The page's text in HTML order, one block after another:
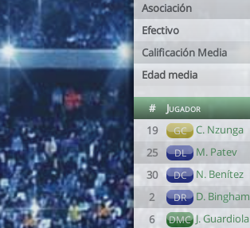
Asociación
Efectivo
Calificación Media
Edad media
# Jugador
19
GC C. Nzunga
25
DL M. Patev
30
DC N. Benítez
2
DR D. Bingham
6
DMC J. Guardiola